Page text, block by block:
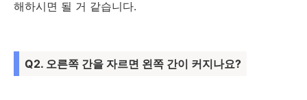
해하시면 될 거 같습니다.
Q2. 오른쪽 간을 자르면 왼쪽 간이 커지나요?